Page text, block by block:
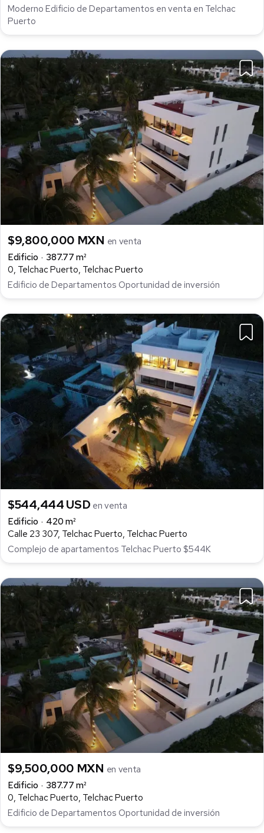
Moderno Edificio de Departamentos en venta en Telchac
Puerto
$9,800,000 MXN en venta
Edificio
387.77 m²
0, Telchac Puerto, Telchac Puerto
Edificio de Departamentos Oportunidad de inversión
$544,444 USD en venta
Edificio
420 m²
Calle 23 307, Telchac Puerto, Telchac Puerto
Complejo de apartamentos Telchac Puerto $544K
$9,500,000 MXN en venta
Edificio
387.77 m²
0, Telchac Puerto, Telchac Puerto
Edificio de Departamentos Oportunidad de inversión